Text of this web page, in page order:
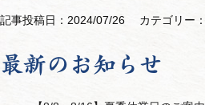
記事投稿日：2024/07/26 カテゴリー：
最新のお知らせ